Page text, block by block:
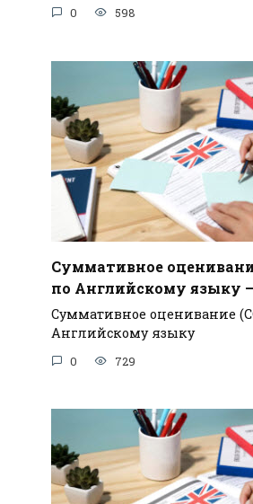
0 598
Суммативное
по Английскому языку —
Суммативное оценивание
Английскому языку
0 729